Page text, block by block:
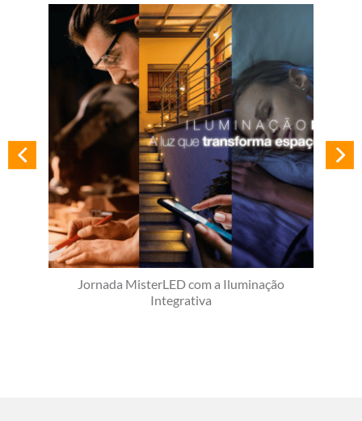
Jornada MisterLED com a Iluminação
Integrativa